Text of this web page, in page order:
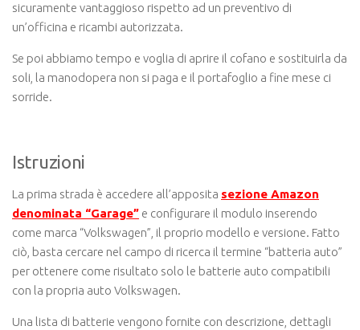
sicuramente vantaggioso rispetto ad un preventivo di
un’officina e ricambi autorizzata.
Se poi abbiamo tempo e voglia di aprire il cofano e sostituirla da
soli, la manodopera non si paga e il portafoglio a fine mese ci
sorride.
Istruzioni
La prima strada è accedere all’apposita sezione Amazon
denominata “Garage” e configurare il modulo inserendo
come marca “Volkswagen”, il proprio modello e versione. Fatto
ciò, basta cercare nel campo di ricerca il termine “batteria auto”
per ottenere come risultato solo le batterie auto compatibili
con la propria auto Volkswagen.
Una lista di batterie vengono fornite con descrizione, dettagli